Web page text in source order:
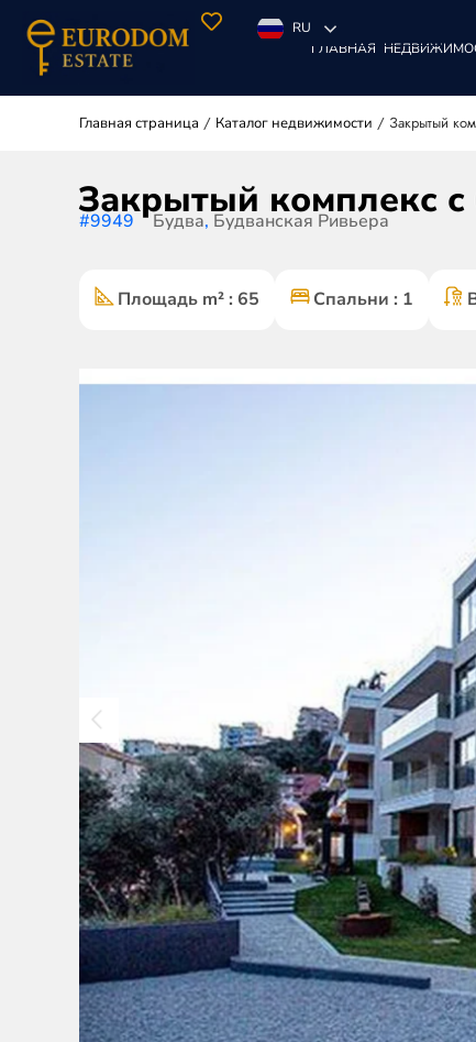
RU
ГЛАВНАЯ
Главная страница / Каталог недвижимости / Закрытый
Закрытый комплекс с
#9949 Будва, Будванская Ривьера
Площадь m² : 65 Спальни : 1